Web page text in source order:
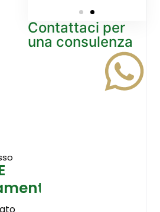
Contattaci per
una consulenza